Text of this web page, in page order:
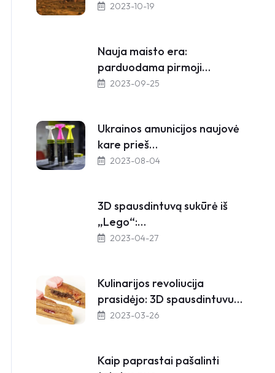
2023-10-19
Nauja maisto era:
parduodama pirmoji…
2023-09-25
Ukrainos amunicijos naujovė
kare prieš…
2023-08-04
3D spausdintuvą sukūrė iš
„Lego“:…
2023-04-27
Kulinarijos revoliucija
prasidėjo: 3D spausdintuvu…
2023-03-26
Kaip paprastai pašalinti